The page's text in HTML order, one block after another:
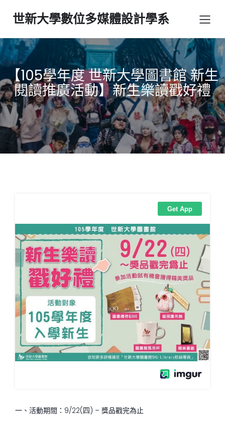
世新大學數位多媒體設計學系
【105學年度 世新大學圖書館 新生
閱讀推廣活動】新生樂讀戳好禮
一、活動期間：9/22(四) – 獎品戳完為止